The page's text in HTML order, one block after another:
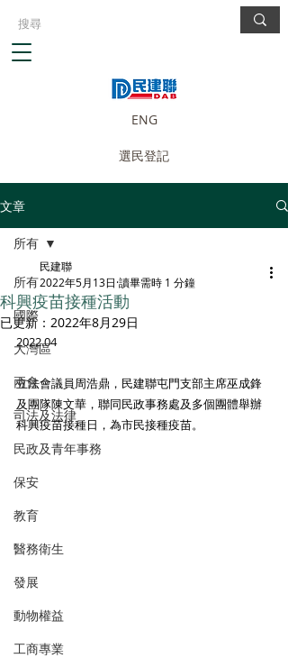
ENG
選民登記
文章
所有
國際
大灣區
兩會
司法及法律
民政及青年事務
保安
教育
醫務衛生
發展
動物權益
工商專業
所有
科興疫苗接種活動
民建聯
2022年5月13日 讀畢需時 1 分鐘
已更新： 2022年8月29日
2022.04
立法會議員周浩鼎，民建聯屯門支部主席巫成鋒
及團隊陳文華，聯同民政事務處及多個團體舉辦
科興疫苗接種日，為市民接種疫苗。